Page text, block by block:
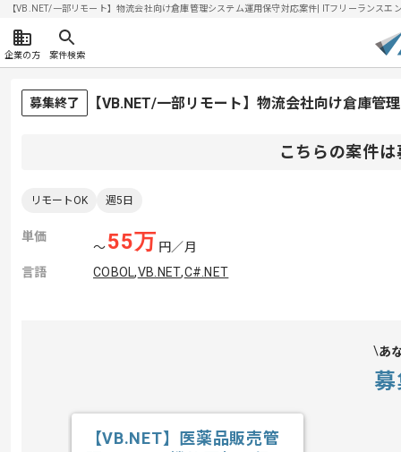
【VB.NET/一部リモート】物流会社向け倉庫管理システム運用保守対応案件| ITフリーランス
企業の方 案件検索
募集終了 【VB.NET/一部リモート】物流会社向け倉庫管
こちらの案件
リモートOK 週5日
単価
〜55万 円／月
言語
COBOL,VB.NET,C#.NET
あ
【VB.NET】医薬品販売管